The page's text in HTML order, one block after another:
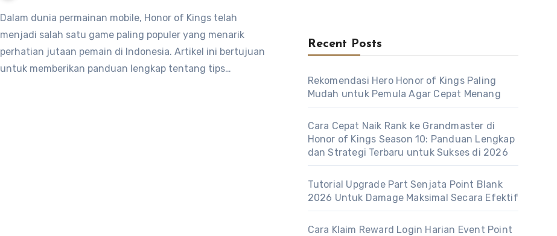
Dalam dunia permainan mobile, Honor of Kings telah
menjadi salah satu game paling populer yang menarik
perhatian jutaan pemain di Indonesia. Artikel ini bertujuan
untuk memberikan panduan lengkap tentang tips…
Recent Posts
Rekomendasi Hero Honor of Kings Paling
Mudah untuk Pemula Agar Cepat Menang
Cara Cepat Naik Rank ke Grandmaster di
Honor of Kings Season 10: Panduan Lengkap
dan Strategi Terbaru untuk Sukses di 2026
Tutorial Upgrade Part Senjata Point Blank
2026 Untuk Damage Maksimal Secara Efektif
Cara Klaim Reward Login Harian Event Point